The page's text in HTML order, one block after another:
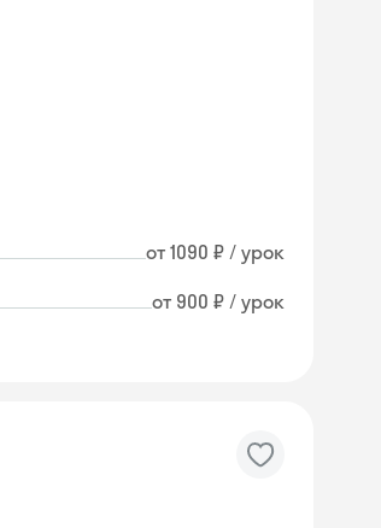
от 1090 ₽ / урок
от 900 ₽ / урок